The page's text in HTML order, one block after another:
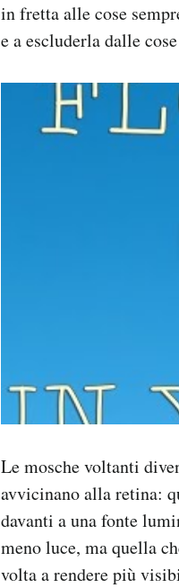
in fretta alle cose
e a escluderla dalle
Le mosche voltanti
avvicinano alla retina:
davanti a una fonte
meno luce, ma quella
volta a rendere più